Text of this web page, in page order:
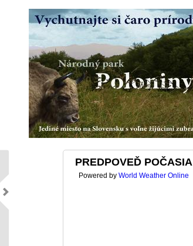
PREDPOVEĎ POČASIA
Powered by World Weather Online